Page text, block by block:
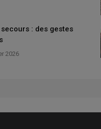
: des gestes
2026